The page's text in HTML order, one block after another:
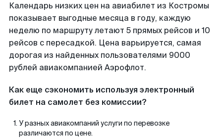
Календарь низких цен на авиабилет из Костромы
показывает выгодные месяца в году, каждую
неделю по маршруту летают 5 прямых рейсов и 10
рейсов с пересадкой. Цена варьируется, самая
дорогая из найденных пользователями 9000
рублей авиакомпанией Аэрофлот.
Как еще сэкономить используя электронный
билет на самолет без комиссии?
У разных авиакомпаний услуги по перевозке
различаются по цене.